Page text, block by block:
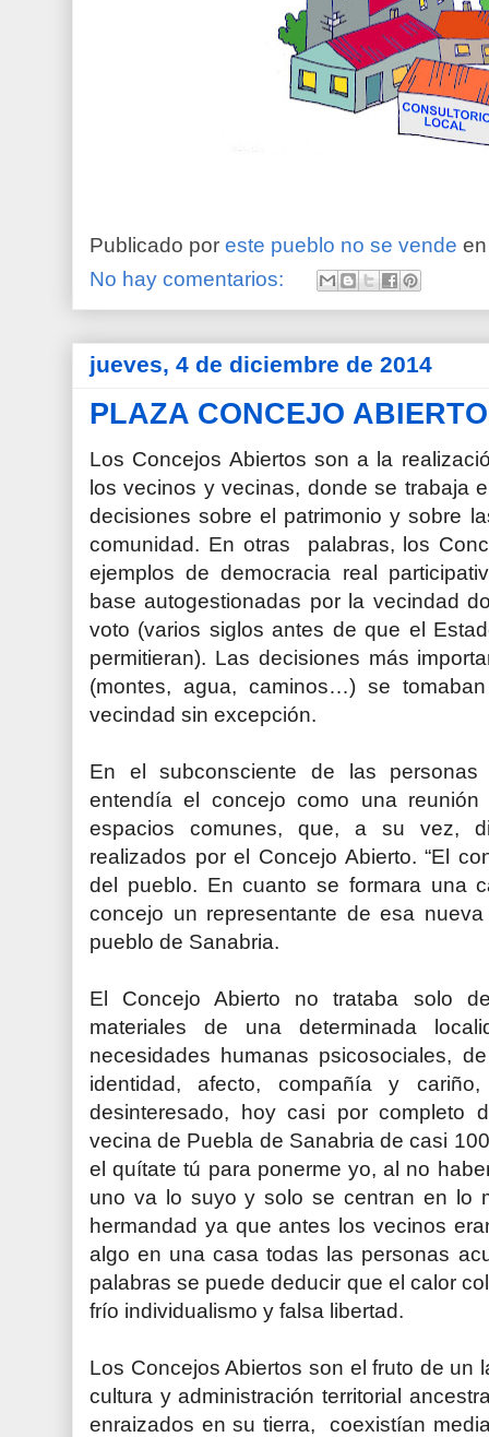
Publicado por este pueblo no se vende
No hay comentarios:
jueves, 4 de diciembre de 2014
PLAZA CONCEJO ABIERTO
Los Concejos Abiertos son a la
los vecinos y vecinas, donde se trabaja
decisiones sobre el patrimonio y sobre
comunidad. En otras palabras, los
ejemplos de democracia real
base autogestionadas por la vecindad
voto (varios siglos antes de que el
permitieran). Las decisiones más
(montes, agua, caminos…) se
vecindad sin excepción.
En el subconsciente de las
entendía el concejo como una
espacios comunes, que, a su vez,
realizados por el Concejo Abierto. “El
del pueblo. En cuanto se formara una
concejo un representante de esa
pueblo de Sanabria.
El Concejo Abierto no trataba solo
materiales de una determinada
necesidades humanas psicosociales,
identidad, afecto, compañía y
desinteresado, hoy casi por completo
vecina de Puebla de Sanabria de casi
el quítate tú para ponerme yo, al no
uno va lo suyo y solo se centran en lo
hermandad ya que antes los vecinos
algo en una casa todas las personas
palabras se puede deducir que el calor
frío individualismo y falsa libertad.
Los Concejos Abiertos son el fruto de un
cultura y administración territorial
enraizados en su tierra, coexistían